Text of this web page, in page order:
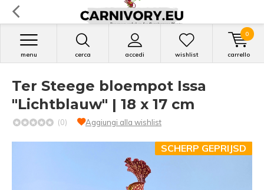
cerca accedi
menu wishlist carrello
0
Ter Steege bloempot Issa
"Lichtblauw" | 18 x 17 cm
(0) Aggiungi alla wishlist
SCHERP GEPRIJSD